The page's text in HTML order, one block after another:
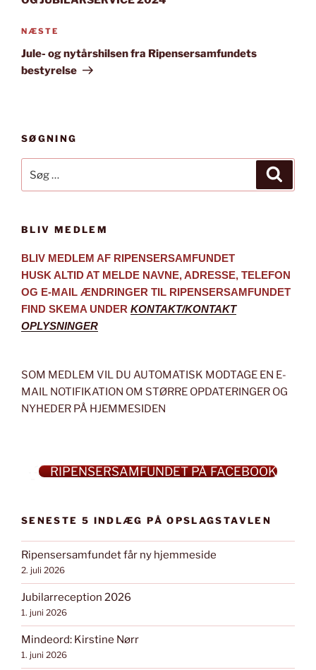
Næste
indlæg
NÆSTE
Jule- og nytårshilsen fra Ripensersamfundets
bestyrelse
SØGNING
efter:
BLIV MEDLEM
BLIV MEDLEM AF RIPENSERSAMFUNDET
HUSK ALTID AT MELDE NAVNE, ADRESSE, TELEFON
OG E-MAIL ÆNDRINGER TIL RIPENSERSAMFUNDET
FIND SKEMA UNDER KONTAKT/KONTAKT
OPLYSNINGER
SOM MEDLEM VIL DU AUTOMATISK MODTAGE EN E-
MAIL NOTIFIKATION OM STØRRE OPDATERINGER OG
NYHEDER PÅ HJEMMESIDEN
RIPENSERSAMFUNDET PÅ FACEBOOK
SENESTE 5 INDLÆG PÅ OPSLAGSTAVLEN
Ripensersamfundet får ny hjemmeside
2. juli 2026
Jubilarreception 2026
1. juni 2026
Mindeord: Kirstine Nørr
1. juni 2026